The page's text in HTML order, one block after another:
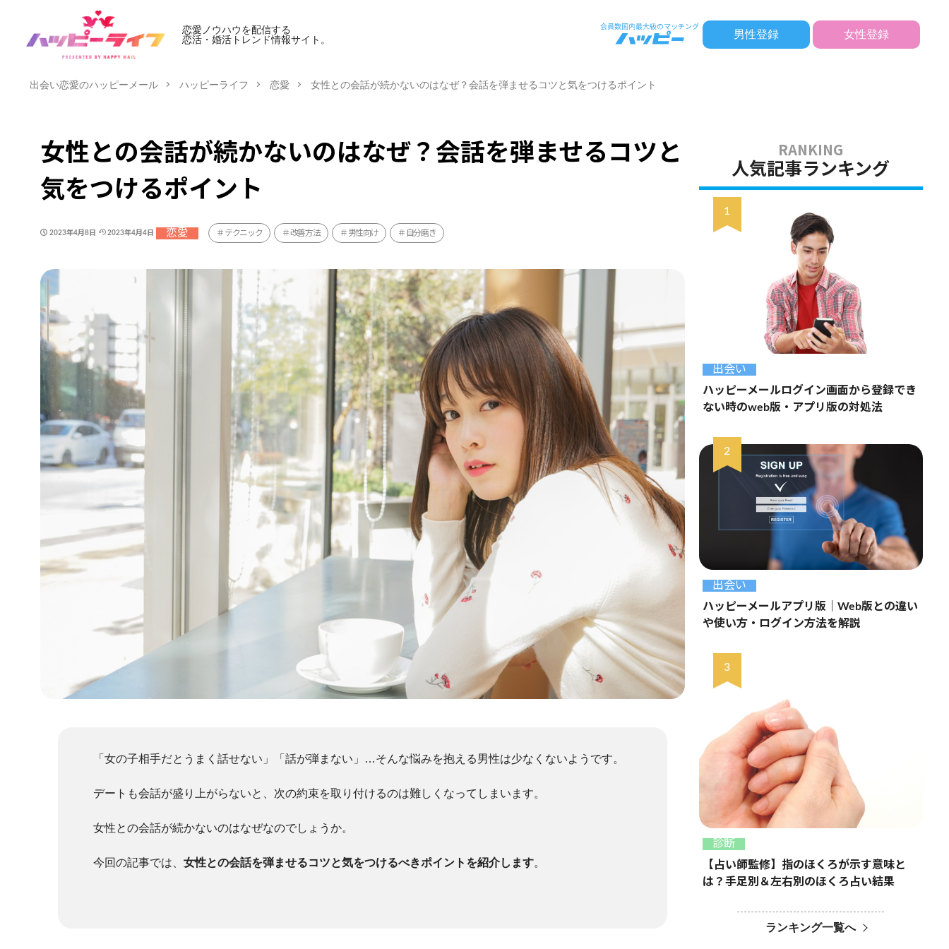
恋愛ノウハウを配信する
恋活・婚活トレンド情報サイト。
男性登録 女性登録
出会い恋愛のハッピーメール ハッピーライフ 恋愛 女性との会話が続かないのはなぜ？会話を弾ませるコツと気をつけるポイント
女性との会話が続かないのはなぜ？会話を弾ませるコツと
気をつけるポイント
2023年4月8日 2023年4月4日 恋愛 テクニック 改善方法 男性向け 自分磨き
「女の子相手だとうまく話せない」「話が弾まない」…そんな悩みを抱える男性は少なくないようです。
デートも会話が盛り上がらないと、次の約束を取り付けるのは難しくなってしまいます。
女性との会話が続かないのはなぜなのでしょうか。
今回の記事では、 女性との会話を弾ませるコツと気をつけるべきポイントを紹介します。
人気記事ランキング
出会い
ハッピーメールログイン画面から登録でき
ない時のweb版・アプリ版の対処法
出会い
ハッピーメールアプリ版｜Web版との違い
や使い方・ログイン方法を解説
診断
【占い師監修】指のほくろが示す意味と
は？手足別＆左右別のほくろ占い結果
ランキング一覧へ